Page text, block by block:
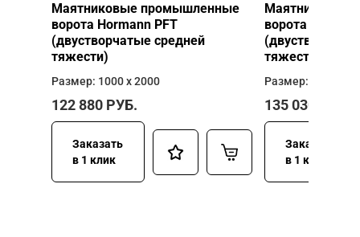
Маятниковые промышленные
ворота Hormann PFT
(двустворчатые средней
тяжести)
Размер: 1000 х 2000
122 880 РУБ.
Заказать
в 1 клик
Маятниковые
ворота
тяжести)
Размер: 1000 х
135 030
Заказать
в 1 клик